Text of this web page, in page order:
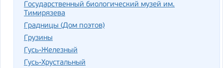
Государственный биологический музей им.
Тимирязева
Градницы (Дом поэтов)
Грузины
Гусь-Железный
Гусь-Хрустальный